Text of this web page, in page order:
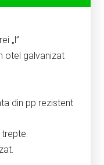
„l”
otel galvanizat
din pp rezistent